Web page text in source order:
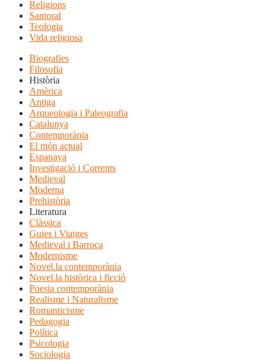
Religions
Santoral
Teologia
Vida religiosa
Biografies
Filosofia
Història
Amèrica
Antiga
Arqueologia i Paleografia
Catalunya
Contemporània
El món actual
Espanaya
Investigació i Corrents
Medieval
Moderna
Prehistòria
Literatura
Clàssica
Guies i Viatges
Medieval i Barroca
Modernisme
Novel.la contemporània
Novel.la històrica i ficció
Poesia contemporània
Realisme i Naturalisme
Romanticisme
Pedagogia
Política
Psicologia
Sociologia